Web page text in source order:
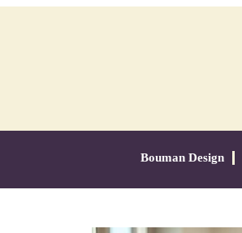
Bouman Design